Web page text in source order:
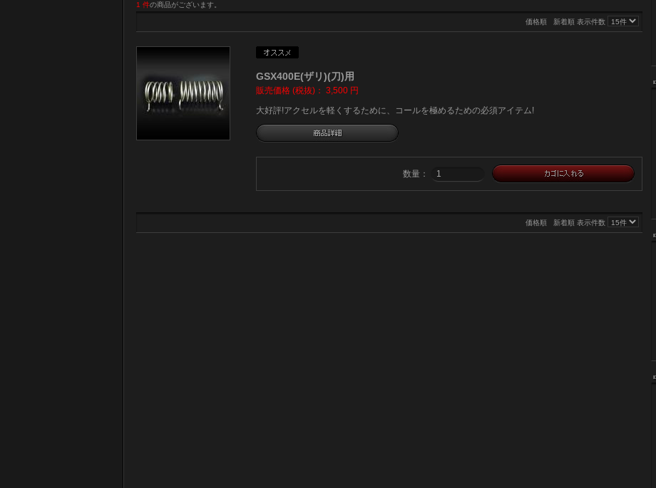
1 件の商品がございます。
価格順 新着順 表示件数
GSX400E(ザリ)(刀)用
販売価格 (税抜)： 3,500 円
大好評!アクセルを軽くするために、コールを極めるための必須アイテム!
数量：
価格順 新着順 表示件数